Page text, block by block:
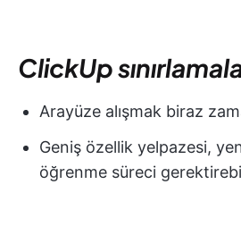
ClickUp
Arayüze alışmak biraz
Geniş özellik yelpazesi,
öğrenme süreci